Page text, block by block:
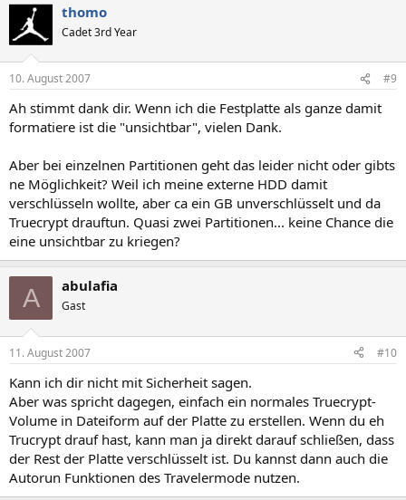
thomo
Cadet 3rd Year
10. August 2007 #9
Ah stimmt dank dir. Wenn ich die Festplatte als ganze damit
formatiere ist die "unsichtbar", vielen Dank.
Aber bei einzelnen Partitionen geht das leider nicht oder gibts
ne Möglichkeit? Weil ich meine externe HDD damit
verschlüsseln wollte, aber ca ein GB unverschlüsselt und da
Truecrypt drauftun. Quasi zwei Partitionen... keine Chance die
eine unsichtbar zu kriegen?
A abulafia
Gast
11. August 2007 #10
Kann ich dir nicht mit Sicherheit sagen.
Aber was spricht dagegen, einfach ein normales Truecrypt-
Volume in Dateiform auf der Platte zu erstellen. Wenn du eh
Trucrypt drauf hast, kann man ja direkt darauf schließen, dass
der Rest der Platte verschlüsselt ist. Du kannst dann auch die
Autorun Funktionen des Travelermode nutzen.